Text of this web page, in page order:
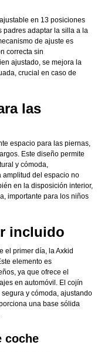
en 13 posiciones
padres adaptar la silla a la
de ajuste es
correcta sin
ajustado, se mejora la
crucial en caso de
las
espacio para las piernas,
Este diseño permite
y cómoda,
amplitud del espacio no
en la disposición interior,
importante para los niños
incluido
el primer día, la Axkid
elemento es
ya que ofrece el
en automóvil. El cojín
y cómoda, ajustando
una base sólida
coche